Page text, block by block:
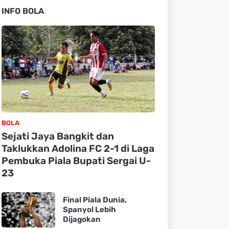
INFO BOLA
BOLA
Sejati Jaya Bangkit dan
Taklukkan Adolina FC 2-1 di Laga
Pembuka Piala Bupati Sergai U-
23
Final Piala Dunia,
Spanyol Lebih
Dijagokan